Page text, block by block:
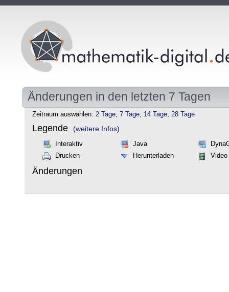
Änderungen in den letzten 7 Tagen
Zeitraum auswählen: 2 Tage, 7 Tage, 14 Tage, 28 Tage
Legende (weitere Infos)
Interaktiv Java
Drucken
Herunterladen Video
Änderungen